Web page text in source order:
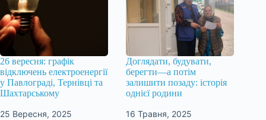
26 вересня: графік
відключень електроенергії
у Павлограді, Тернівці та
Шахтарському
25 Вересня, 2025
Доглядати, будувати,
берегти—а потім
залишити позаду: історія
однієї родини
16 Травня, 2025